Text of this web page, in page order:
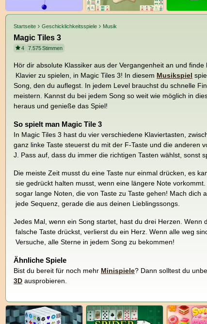
Startseite Geschicklichkeitsspiele Musik
Magic Tiles 3
4 7.575Stimmen
Hör dir absolute Klassiker aus der Vergangenheit an und finde
Klavier zu spielen, in Magic Tiles 3! In diesem Musikspiel
Song, den du auflegst. In jedem Level brauchst du schnelle
meistern. Kannst du bei jedem Song so weit wie möglich in
heraus und genieße das Spiel!
So spielt man Magic Tile 3
In Magic Tiles 3 hast du vier verschiedene Klaviertasten,
ganz linke Taste steuerst du mit der F-Taste und die anderen
J. Pass auf, dass du immer die richtigen Tasten wählst, sonst
Die meiste Zeit musst du eine Taste nur einmal drücken, es
sie gedrückt halten musst, wenn eine längere Note
sogar lange Noten, die von Taste zu Taste gehen! Mach dich
jede Sequenz, gerade die aus deinen Lieblingssongs.
Jedes Mal, wenn ein Song startet, hast du drei Herzen. Wenn
falsche Taste drückst, verlierst du ein Herz. Wenn alle weg
Versuche, alle Sterne in jedem Song zu bekommen!
Ähnliche Spiele
Bist du bereit für noch mehr Minispiele? Dann solltest du
3D ausprobieren.